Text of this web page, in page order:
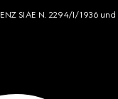
SIAE N. 2294/I/1936